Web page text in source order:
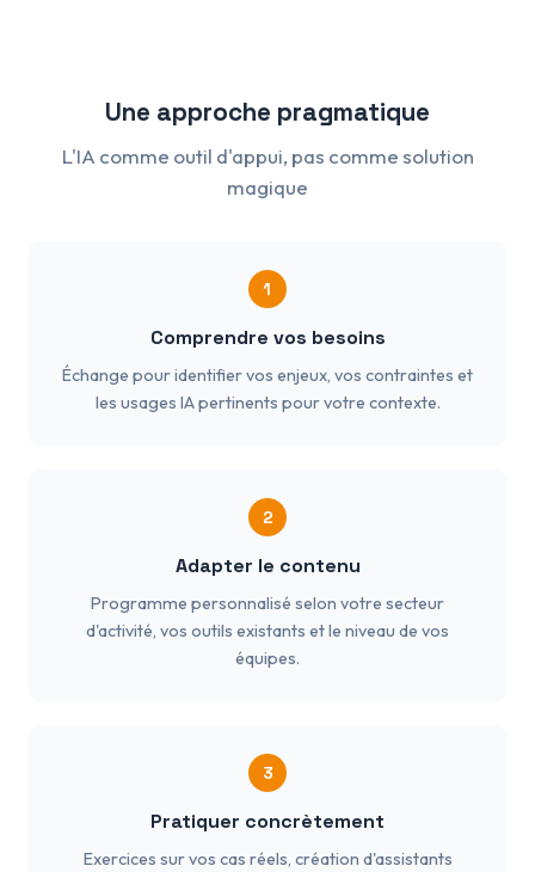
Une approche pragmatique
L'IA comme outil d'appui, pas comme solution
magique
1
Comprendre vos besoins
Échange pour identifier vos enjeux, vos contraintes et
les usages IA pertinents pour votre contexte.
2
Adapter le contenu
Programme personnalisé selon votre secteur
d'activité, vos outils existants et le niveau de vos
équipes.
3
Pratiquer concrètement
Exercices sur vos cas réels, création d'assistants